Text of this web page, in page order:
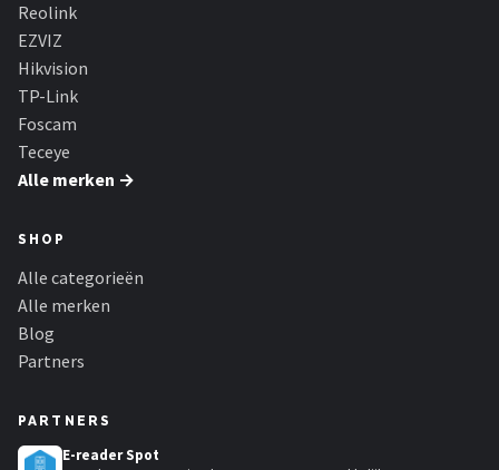
ieGeek
Alle merken →
Reolink
EZVIZ
Hikvision
TP-Link
Foscam
Teceye
Alle merken →
SHOP
Alle categorieën
Alle merken
Blog
Partners
PARTNERS
E-reader Spot